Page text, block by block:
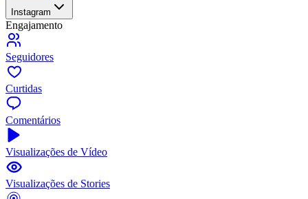
Instagram
Engajamento
Seguidores
Curtidas
Comentários
Visualizações de Vídeo
Visualizações de Stories